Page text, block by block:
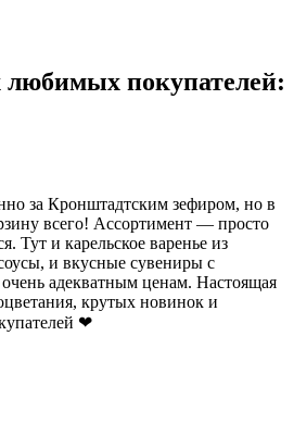
покупателей:
за Кронштадтским зефиром, но в
всего! Ассортимент — просто
Тут и карельское варенье из
и вкусные сувениры с
адекватным ценам. Настоящая
крутых новинок и
❤